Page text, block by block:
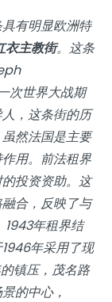
有明显欧洲特
衣主教街。这条
次世界大战期
，这条街的历
然法国是主要
用。前法租界
投资资助。这
合，反映了与
1943年租界结
年采用了现
镇压，茂名路
的中心，